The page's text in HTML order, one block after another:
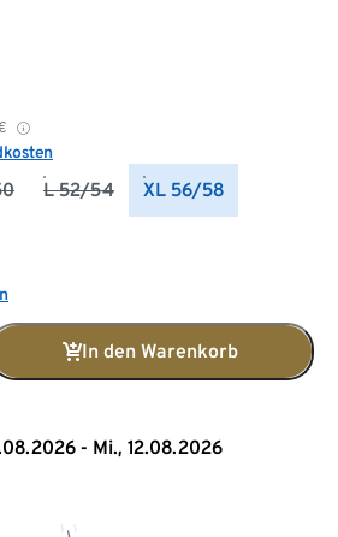
L 52/54 XL 56/58
In den Warenkorb
- Mi., 12.08.2026